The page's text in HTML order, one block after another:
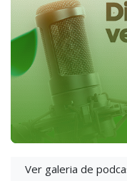
Ver galeria de